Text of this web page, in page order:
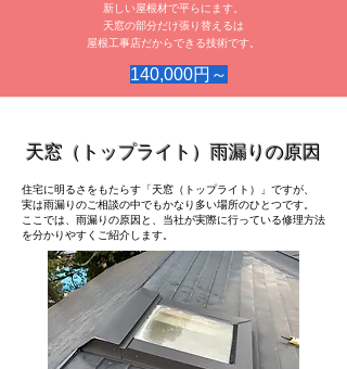
新しい屋根材で平らにます。
天窓の部分だけ張り替えるは
​屋根工事店だからできる技術です。
140,000円～
天窓（トップライト）雨漏りの原因
住宅に明るさをもたらす「天窓（トップライト）」ですが、
実は雨漏りのご相談の中でもかなり多い場所のひとつです。
ここでは、雨漏りの原因と、当社が実際に行っている修理方法
を分かりやすくご紹介します。